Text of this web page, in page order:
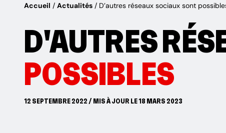
Accueil Actualités D’autres réseaux sociaux sont
D'AUTRES
POSSIBLES
12 SEPTEMBRE 2022 / MIS À JOUR LE 18 MARS 2023